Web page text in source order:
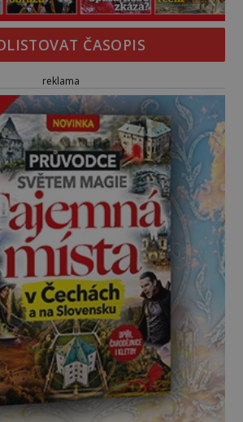
ČASOPIS
reklama